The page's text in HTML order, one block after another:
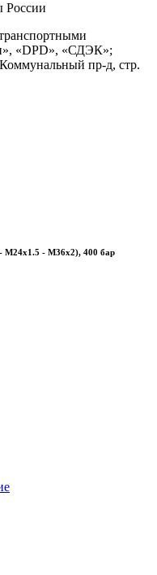
России
«DPD», «СДЭК»;
пр-д, стр.
М24х1.5 - М36х2), 400 бар